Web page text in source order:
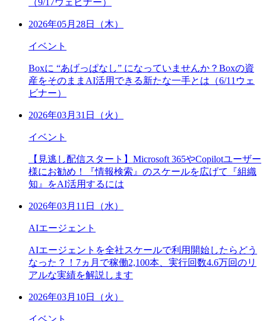
2026年05月28日（木）
イベント
Boxに “あげっぱなし” になっていませんか？Boxの資
産をそのままAI活用できる新たな一手とは（6/11ウェ
ビナー）
2026年03月31日（火）
イベント
【見逃し配信スタート】Microsoft 365やCopilotユーザー
様にお勧め！『情報検索』のスケールを広げて『組織
知』をAI活用するには
2026年03月11日（水）
AIエージェント
AIエージェントを全社スケールで利用開始したらどう
なった？！7ヵ月で稼働2,100本、実行回数4.6万回のリ
アルな実績を解説します
2026年03月10日（火）
イベント